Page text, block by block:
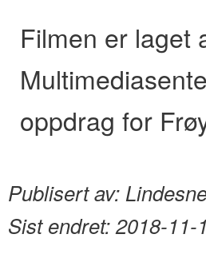
Filmen er laget
oppdrag for
Publisert av:
Sist endret:2018-11-